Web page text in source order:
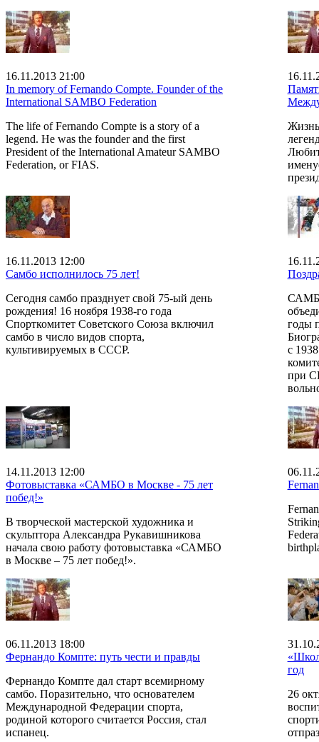
16.11.2013 21:00
In memory of Fernando Compte. Founder of the
International SAMBO Federation
The life of Fernando Compte is a story of a
legend. He was the founder and the first
President of the International Amateur SAMBO
Federation, or FIAS.
16.11.2013 12:00
Самбо исполнилось 75 лет!
Сегодня самбо празднует свой 75-ый день
рождения! 16 ноября 1938-го года
Спорткомитет Советского Союза включил
самбо в число видов спорта,
культивируемых в СССР.
годы
с
при
14.11.2013 12:00
Фотовыставка «САМБО в Москве - 75 лет
побед!»
В творческой мастерской художника и
скульптора Александра Рукавишникова
начала свою работу фотовыставка «САМБО
в Москве – 75 лет побед!».
06.11.2013 18:00
Фернандо Компте: путь чести и правды
Фернандо Компте дал старт всемирному
самбо. Поразительно, что основателем
Международной Федерации спорта,
родиной которого считается Россия, стал
испанец.
год
26